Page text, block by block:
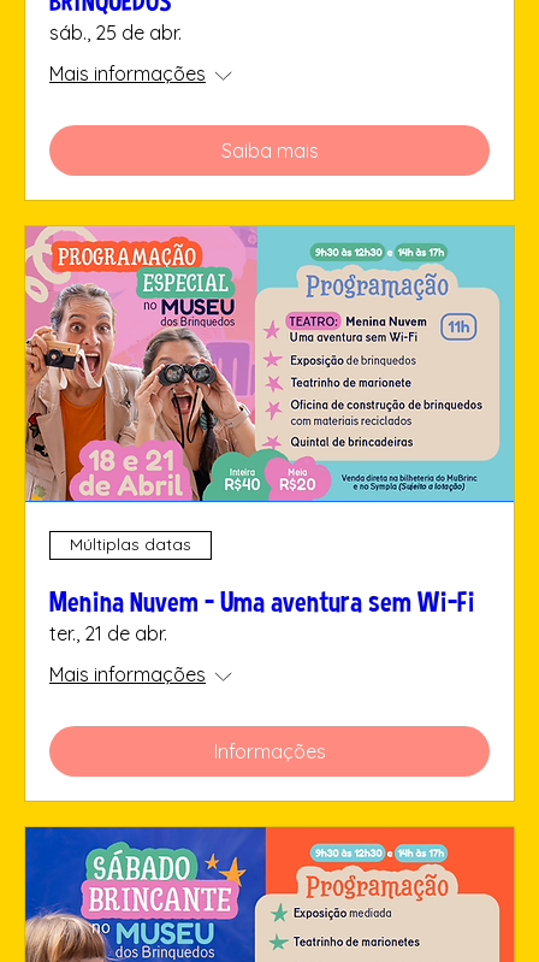
sáb., 25 de abr.
Mais informações
Saiba mais
Múltiplas datas
Menina Nuvem – Uma aventura sem Wi-Fi
ter., 21 de abr.
Mais informações
Informações